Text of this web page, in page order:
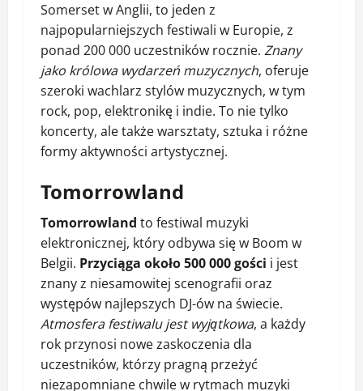
Somerset w Anglii, to jeden z
najpopularniejszych festiwali w Europie, z
ponad 200 000 uczestników rocznie. Znany
jako królowa wydarzeń muzycznych, oferuje
szeroki wachlarz stylów muzycznych, w tym
rock, pop, elektronikę i indie. To nie tylko
koncerty, ale także warsztaty, sztuka i różne
formy aktywności artystycznej.
Tomorrowland
Tomorrowland to festiwal muzyki
elektronicznej, który odbywa się w Boom w
Belgii. Przyciąga około 500 000 gości i jest
znany z niesamowitej scenografii oraz
występów najlepszych DJ-ów na świecie.
Atmosfera festiwalu jest wyjątkowa, a każdy
rok przynosi nowe zaskoczenia dla
uczestników, którzy pragną przeżyć
niezapomniane chwile w rytmach muzyki